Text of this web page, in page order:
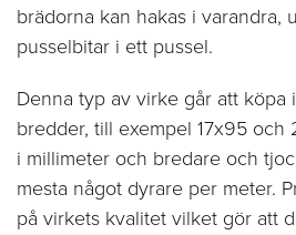
brädorna kan hakas i varandra,
pusselbitar i ett pussel.
Denna typ av virke går att köpa
bredder, till exempel 17x95 och
i millimeter och bredare och
mesta något dyrare per meter.
på virkets kvalitet vilket gör att